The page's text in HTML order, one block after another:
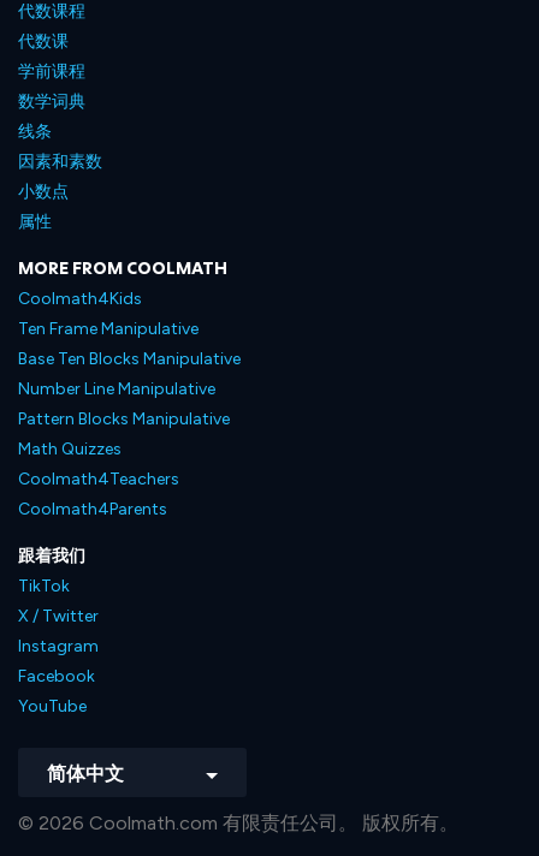
代数课程
代数课
学前课程
数学词典
线条
因素和素数
小数点
属性
MORE FROM COOLMATH
Coolmath4Kids
Ten Frame Manipulative
Base Ten Blocks Manipulative
Number Line Manipulative
Pattern Blocks Manipulative
Math Quizzes
Coolmath4Teachers
Coolmath4Parents
跟着我们
TikTok
X / Twitter
Instagram
Facebook
YouTube
简体中文
© 2026 Coolmath.com 有限责任公司。 版权所有。